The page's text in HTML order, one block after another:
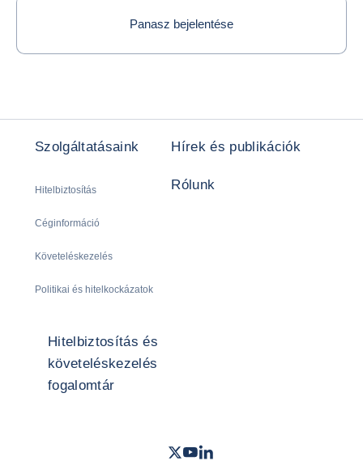
Panasz bejelentése
Szolgáltatásaink
Hitelbiztosítás
Céginformáció
Követeléskezelés
Politikai és hitelkockázatok
Hírek és publikációk
Rólunk
Hitelbiztosítás és
követeléskezelés
fogalomtár
Twitter- Coface
Youtube
LinkedIn